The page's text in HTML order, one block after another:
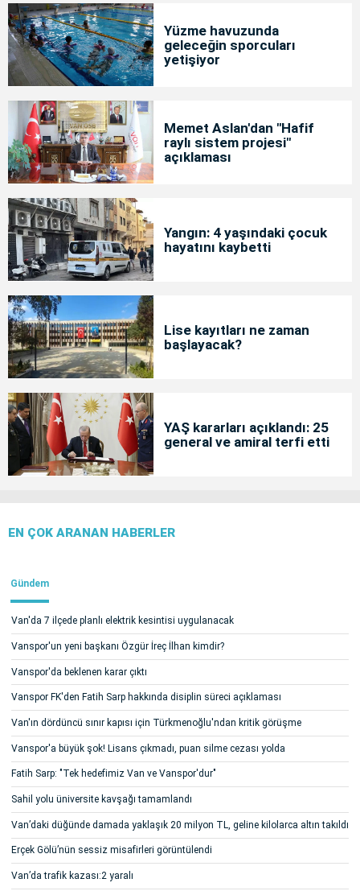
Yüzme havuzunda
geleceğin sporcuları
yetişiyor
Memet Aslan'dan "Hafif
raylı sistem projesi"
açıklaması
Yangın: 4 yaşındaki çocuk
hayatını kaybetti
Lise kayıtları ne zaman
başlayacak?
YAŞ kararları açıklandı: 25
general ve amiral terfi etti
EN ÇOK ARANAN HABERLER
Gündem
Van'da 7 ilçede planlı elektrik kesintisi uygulanacak
Vanspor'un yeni başkanı Özgür İreç İlhan kimdir?
Vanspor'da beklenen karar çıktı
Vanspor FK'den Fatih Sarp hakkında disiplin süreci açıklaması
Van'ın dördüncü sınır kapısı için Türkmenoğlu'ndan kritik görüşme
Vanspor'a büyük şok! Lisans çıkmadı, puan silme cezası yolda
Fatih Sarp: "Tek hedefimiz Van ve Vanspor'dur"
Sahil yolu üniversite kavşağı tamamlandı
Van’daki düğünde damada yaklaşık 20 milyon TL, geline kilolarca altın takıldı
Erçek Gölü’nün sessiz misafirleri görüntülendi
Van’da trafik kazası:2 yaralı